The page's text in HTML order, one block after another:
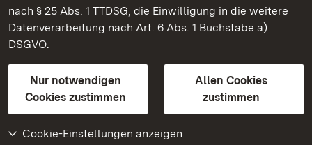
nach § 25 Abs. 1 TTDSG, die Einwilligung in die weitere
Datenverarbeitung nach Art. 6 Abs. 1 Buchstabe a)
DSGVO.
Nur notwendigen
Cookies zustimmen
Allen Cookies
zustimmen
Cookie-Einstellungen anzeigen
Staatliche Schlösser und Gärten Baden-Württemberg
Kontakt
GebärdenspracheLeichte Sprache
Erklärung zur Barrierefreiheit
BITV-konform (geprüfte Seiten)
Weiteres